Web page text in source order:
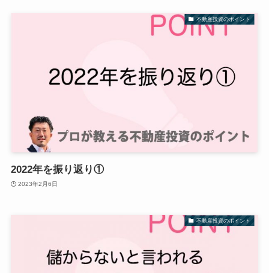
不動産投資のポイント
2022年を振り返り①
2023年2月6日
不動産投資のポイント